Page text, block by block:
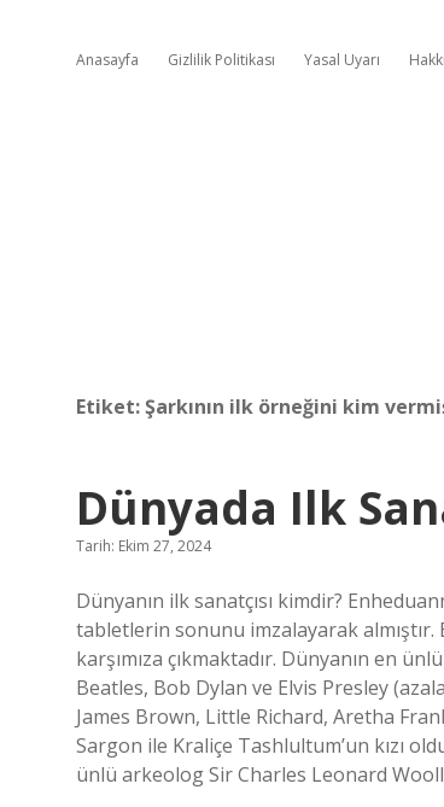
Anasayfa Gizlilik Politikası Yasal Uyarı
Etiket:Şarkının ilk örneğini kim
Dünyada Ilk
Tarih: Ekim 27, 2024
Dünyanın ilk sanatçısı kimdir?
tabletlerin sonunu imzalayarak
karşımıza çıkmaktadır. Dünyanın en
Beatles, Bob Dylan ve Elvis Presley
James Brown, Little Richard, Aretha
Sargon ile Kraliçe Tashlultum’un kızı
ünlü arkeolog Sir Charles Leonard